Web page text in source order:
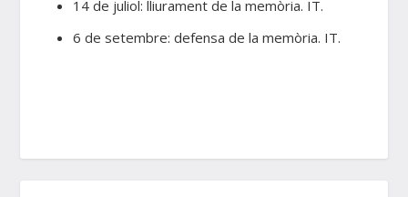
14 de juliol: lliurament de la memòria. IT.
6 de setembre: defensa de la memòria. IT.